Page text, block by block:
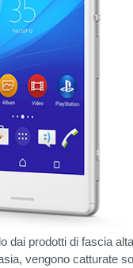
dai prodotti di fascia
vengono catturate